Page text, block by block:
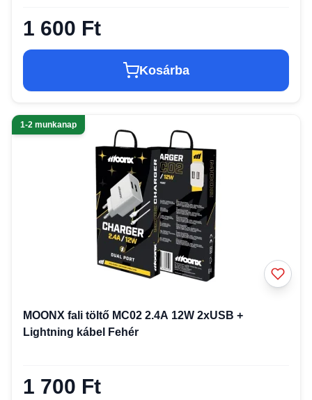
1 600 Ft
Kosárba
1-2 munkanap
MOONX fali töltő MC02 2.4A 12W 2xUSB +
Lightning kábel Fehér
1 700 Ft